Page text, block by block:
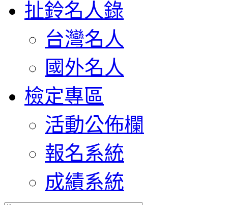
扯鈴名人錄
台灣名人
國外名人
檢定專區
活動公佈欄
報名系統
成績系統